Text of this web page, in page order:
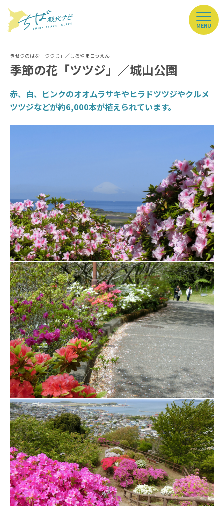
MENU
季節の花「ツツジ」／城山公園
赤、白、ピンクのオオムラサキやヒラドツツジやクルメ
ツツジなどが約6,000本が植えられています。